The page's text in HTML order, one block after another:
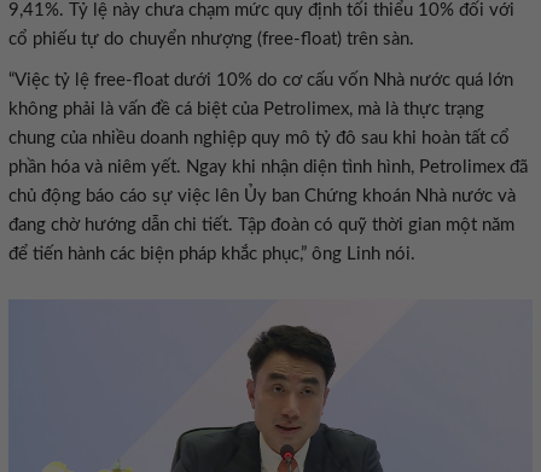
9,41%. Tỷ lệ này chưa chạm mức quy định tối thiểu 10% đối với
cổ phiếu tự do chuyển nhượng (free-float) trên sàn.
“Việc tỷ lệ free-float dưới 10% do cơ cấu vốn Nhà nước quá lớn
không phải là vấn đề cá biệt của Petrolimex, mà là thực trạng
chung của nhiều doanh nghiệp quy mô tỷ đô sau khi hoàn tất cổ
phần hóa và niêm yết. Ngay khi nhận diện tình hình, Petrolimex đã
chủ động báo cáo sự việc lên Ủy ban Chứng khoán Nhà nước và
đang chờ hướng dẫn chi tiết. Tập đoàn có quỹ thời gian một năm
để tiến hành các biện pháp khắc phục,” ông Linh nói.